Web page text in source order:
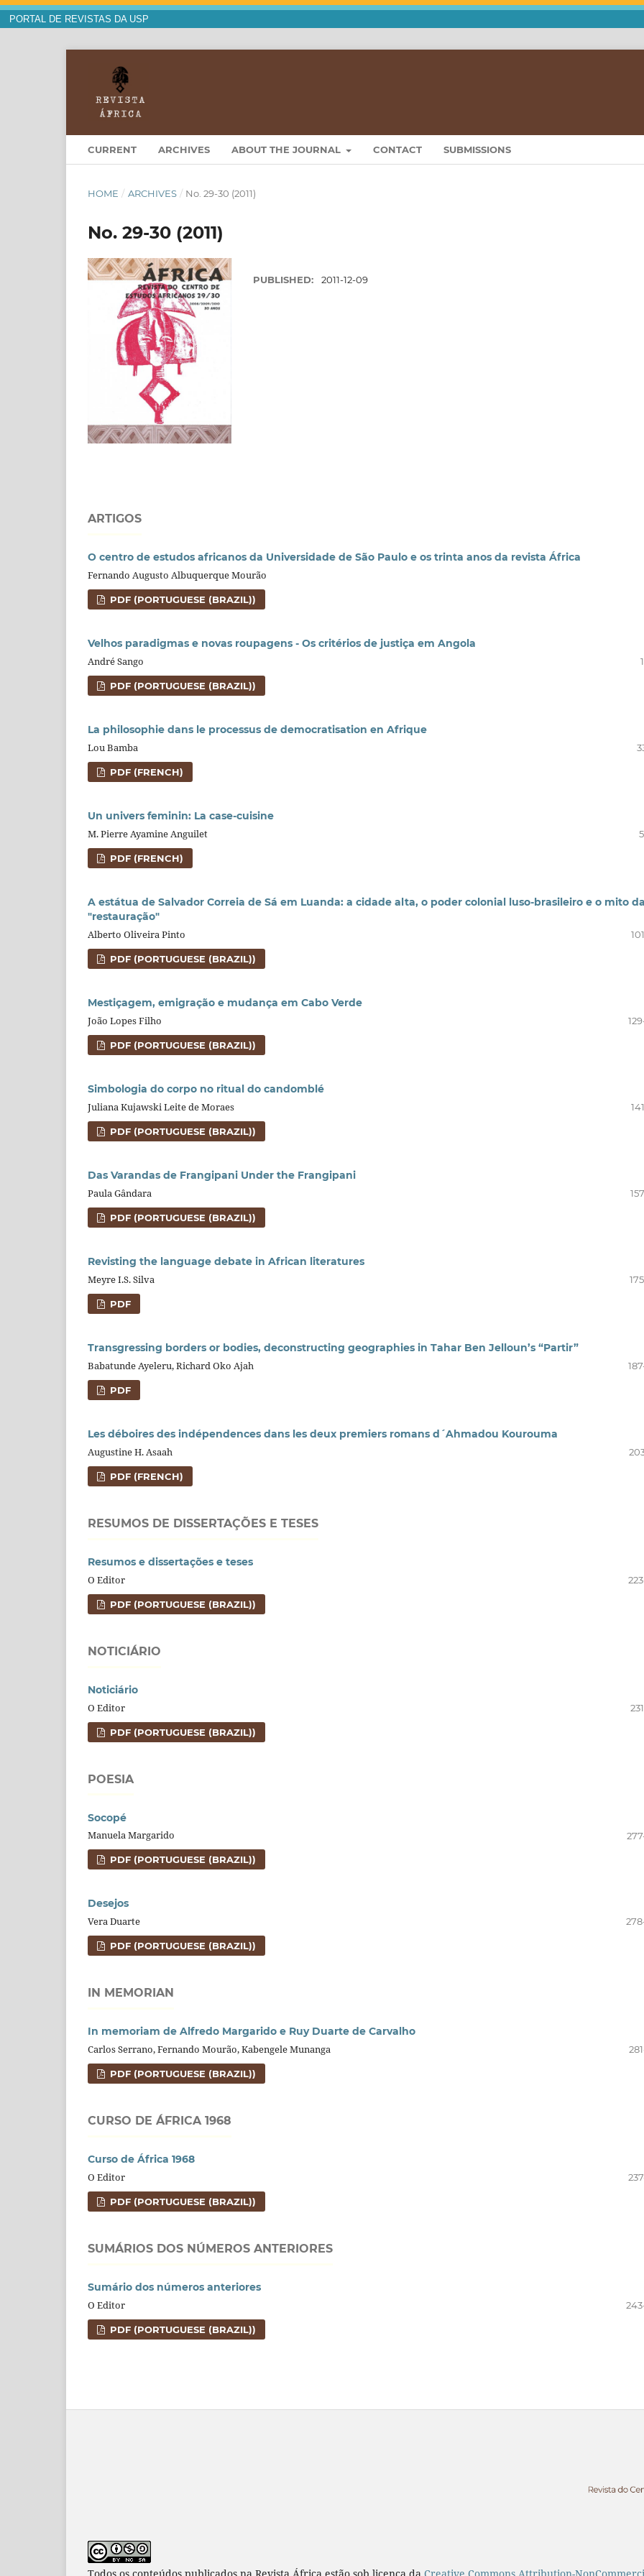
PORTAL DE REVISTAS DA USP
CURRENT ARCHIVES ABOUT THE JOURNAL CONTACT SUBMISSIONS
HOME / ARCHIVES / No. 29-30 (2011)
No. 29-30 (2011)
PUBLISHED: 2011-12-09
ARTIGOS
O centro de estudos africanos da Universidade de São Paulo e os trinta anos da revista África
Fernando Augusto Albuquerque Mourão
PDF (PORTUGUESE (BRAZIL))
Velhos paradigmas e novas roupagens - Os critérios de justiça em Angola
André Sango
PDF (PORTUGUESE (BRAZIL))
La philosophie dans le processus de democratisation en Afrique
Lou Bamba
PDF (FRENCH)
Un univers feminin: La case-cuisine
M. Pierre Ayamine Anguilet
PDF (FRENCH)
A estátua de Salvador Correia de Sá em Luanda: a cidade alta, o poder colonial luso-brasileiro e o mito da
"restauração"
Alberto Oliveira Pinto
PDF (PORTUGUESE (BRAZIL))
Mestiçagem, emigração e mudança em Cabo Verde
João Lopes Filho
PDF (PORTUGUESE (BRAZIL))
Simbologia do corpo no ritual do candomblé
Juliana Kujawski Leite de Moraes
PDF (PORTUGUESE (BRAZIL))
Das Varandas de Frangipani Under the Frangipani
Paula Gândara
PDF (PORTUGUESE (BRAZIL))
Revisting the language debate in African literatures
Meyre I.S. Silva
PDF
Transgressing borders or bodies, deconstructing geographies in Tahar Ben Jelloun’s “Partir”
Babatunde Ayeleru, Richard Oko Ajah
PDF
Les déboires des indépendences dans les deux premiers romans d´Ahmadou Kourouma
Augustine H. Asaah
PDF (FRENCH)
RESUMOS DE DISSERTAÇÕES E TESES
Resumos e dissertações e teses
O Editor
PDF (PORTUGUESE (BRAZIL))
NOTICIÁRIO
Noticiário
O Editor
PDF (PORTUGUESE (BRAZIL))
POESIA
Socopé
Manuela Margarido
PDF (PORTUGUESE (BRAZIL))
Desejos
Vera Duarte
PDF (PORTUGUESE (BRAZIL))
IN MEMORIAN
In memoriam de Alfredo Margarido e Ruy Duarte de Carvalho
Carlos Serrano, Fernando Mourão, Kabengele Munanga
PDF (PORTUGUESE (BRAZIL))
CURSO DE ÁFRICA 1968
Curso de África 1968
O Editor
PDF (PORTUGUESE (BRAZIL))
SUMÁRIOS DOS NÚMEROS ANTERIORES
Sumário dos números anteriores
O Editor
PDF (PORTUGUESE (BRAZIL))